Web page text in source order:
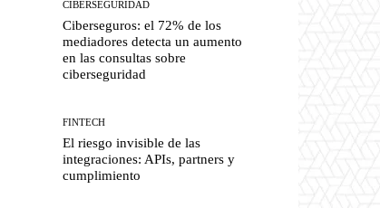
CIBERSEGURIDAD
Ciberseguros: el 72% de los
mediadores detecta un aumento
en las consultas sobre
ciberseguridad
FINTECH
El riesgo invisible de las
integraciones: APIs, partners y
cumplimiento